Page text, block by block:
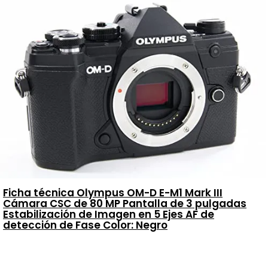
Ficha técnica Olympus OM-D E-M1 Mark III
Cámara CSC de 80 MP Pantalla de 3 pulgadas
Estabilización de Imagen en 5 Ejes AF de
detección de Fase Color: Negro